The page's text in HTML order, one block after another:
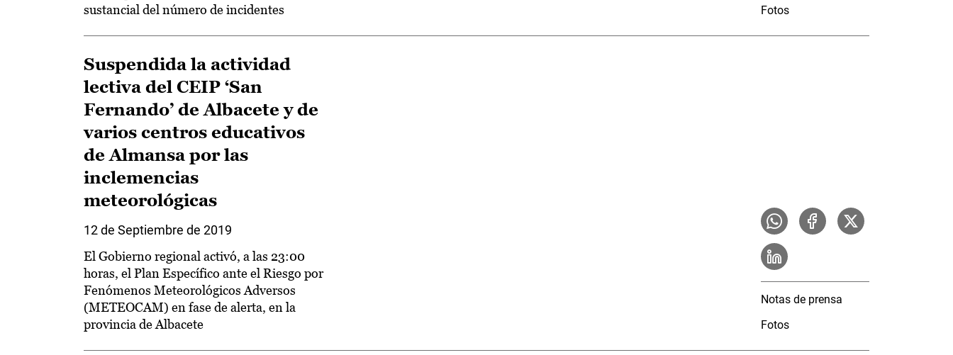
sustancial del número de incidentes
Fotos
Suspendida la actividad
lectiva del CEIP ‘San
Fernando’ de Albacete y de
varios centros educativos
de Almansa por las
inclemencias
meteorológicas
12 de Septiembre de 2019
El Gobierno regional activó, a las 23:00
horas, el Plan Específico ante el Riesgo por
Fenómenos Meteorológicos Adversos
(METEOCAM) en fase de alerta, en la
provincia de Albacete
Notas de prensa
Fotos